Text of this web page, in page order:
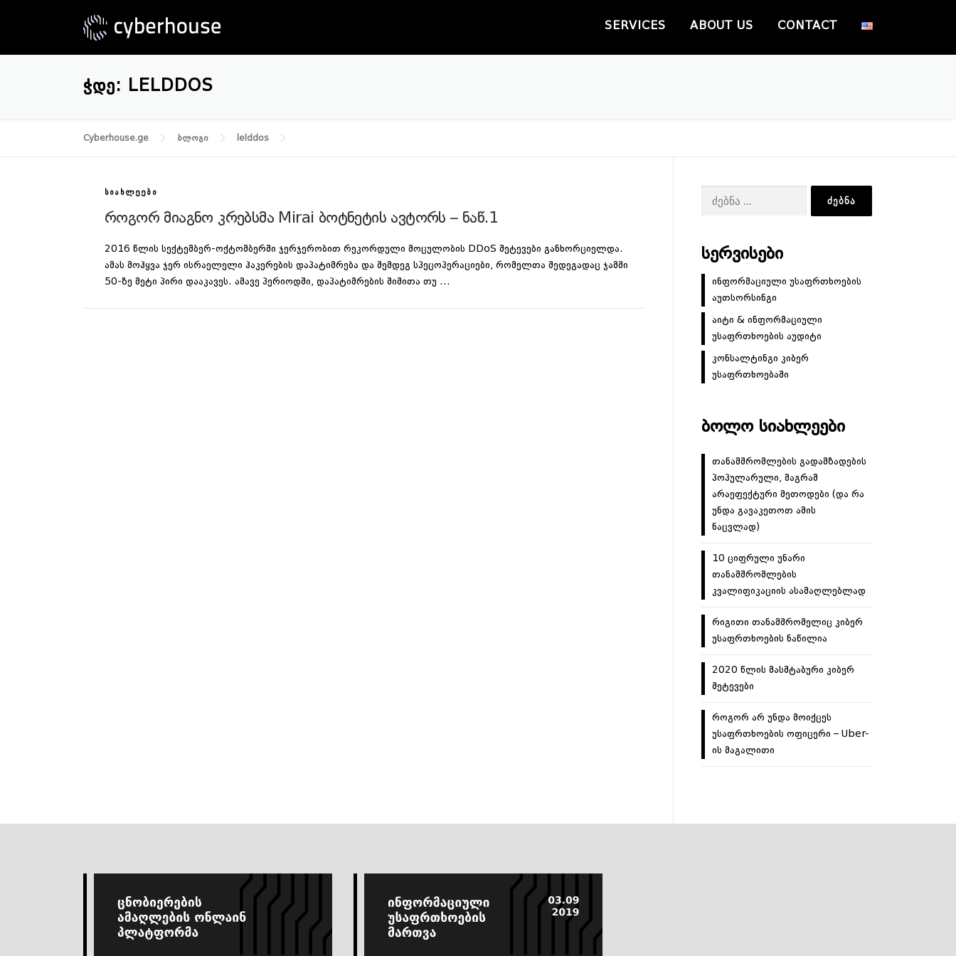
SERVICES ABOUT US CONTACT
ᲭᲓᲔ: LELDDOS
Cyberhouse.ge ბლოგი lelddos
ᲡᲘᲐᲮᲚᲔᲔᲑᲘ
როგორ მიაგნო კრებსმა Mirai ბოტნეტის ავტორს – ნაწ.1
2016 წლის სექტემბერ-ოქტომბერში ჯერჯერობით რეკორდული მოცულობის DDoS შეტევები განხორციელდა.
ამას მოჰყვა ჯერ ისრაელელი ჰაკერების დაპატიმრება და შემდეგ სპეცოპერაციები, რომელთა შედეგადაც ჯამში
50-ზე მეტი პირი დააკავეს. ამავე პერიოდში, დაპატიმრების შიშითა თუ …
ძებნა:
ᲡᲔᲠᲕᲘᲡᲔᲑᲘ
ინფორმაციული უსაფრთხოების
აუთსორსინგი
აიტი & ინფორმაციული
უსაფრთხოების აუდიტი
კონსალტინგი კიბერ
უსაფრთხოებაში
ᲑᲝᲚᲝ ᲡᲘᲐᲮᲚᲔᲔᲑᲘ
თანამშრომლების გადამზადების
პოპულარული, მაგრამ
არაეფექტური მეთოდები (და რა
უნდა გავაკეთოთ ამის
ნაცვლად)
10 ციფრული უნარი
თანამშრომლების
კვალიფიკაციის ასამაღლებლად
რიგითი თანამშრომელიც კიბერ
უსაფრთხოების ნაწილია
2020 წლის მასშტაბური კიბერ
შეტევები
როგორ არ უნდა მოიქცეს
უსაფრთხოების ოფიცერი – Uber-
ის მაგალითი